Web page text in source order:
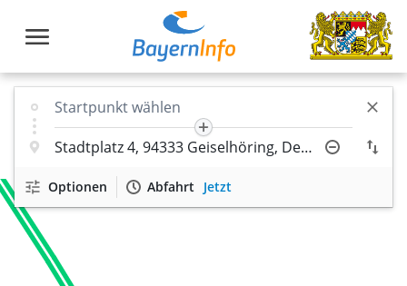
Optionen Abfahrt Jetzt